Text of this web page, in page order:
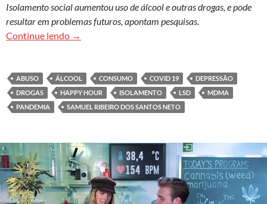
Isolamento social aumentou uso de álcool e outras drogas, e pode
resultar em problemas futuros, apontam pesquisas.
Continue lendo Pandemia alterou hábitos de consumo de
→
ABUSO ÁLCOOL CONSUMO COVID 19
DEPRESSÃO
DROGAS
HAPPY HOUR ISOLAMENTO LSD
MDMA
PANDEMIA
SAMUEL RIBEIRO DOS SANTOS NETO